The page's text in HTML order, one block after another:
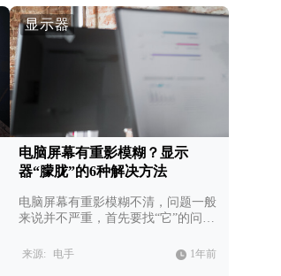
显示器
电脑屏幕有重影模糊？显示
器“朦胧”的6种解决方法
电脑屏幕有重影模糊不清，问题一般
来说并不严重，首先要找“它”的问
来源: 电手 1年前